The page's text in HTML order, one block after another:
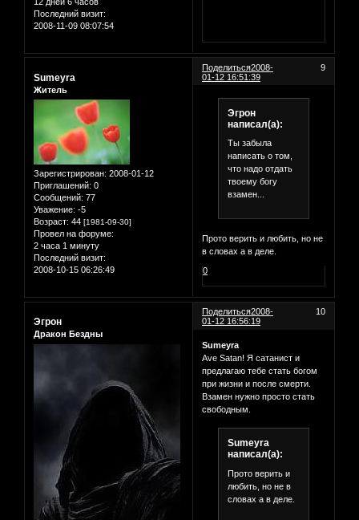
Последний визит:
2008-11-09 08:07:54
Поделиться 9
2008-
01-12 16:51:39
Sumeyra
Житель
Зарегистрирован: 2008-01-12
Приглашений: 0
Сообщений: 77
Уважение: -5
Возраст: 44 [1981-09-30]
Провел на форуме:
2 часа 1 минуту
Последний визит:
2008-10-15 06:26:49
Эгрон
написал(а):
Ты забыла
написать о том,
что надо отдать
твоему богу
взамен...
Прото верить и любить, но не
в словах а в деле.
0
Поделиться 10
2008-
01-12 16:56:19
Эгрон
Дракон Бездны
Sumeyra
Ave Satan! Я сатанист и
предлагаю тебе стать богом
при жизни и после смерти.
Взамен нужно просто стать
свободным.
Sumeyra
написал(а):
Прото верить и
любить, но не в
словах а в деле.